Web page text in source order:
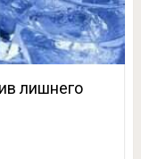
лишнего